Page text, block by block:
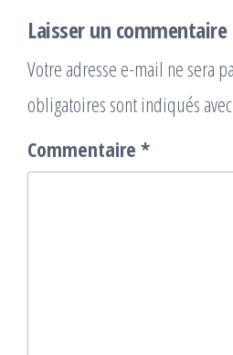
Laisser un commentaire
Votre adresse e-mail ne sera
obligatoires sont indiqués avec
Commentaire *